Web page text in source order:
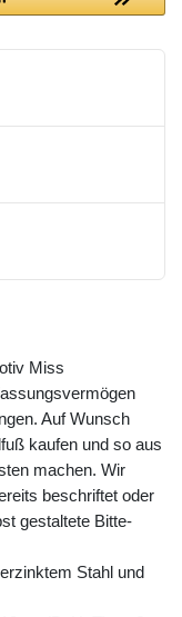
Miss
Auf Wunsch
kaufen und so aus
machen. Wir
beschriftet oder
gestaltete Bitte-
Stahl und